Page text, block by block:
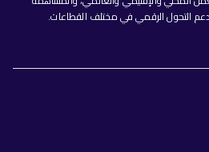
التحول الرقمي في مختلف القطاعات.